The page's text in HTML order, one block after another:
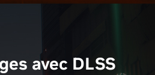
avec DLSS